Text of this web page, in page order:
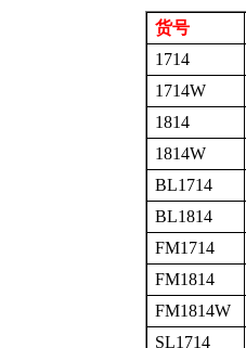
货号
1714
1714W
1814
1814W
BL1714
BL1814
FM1714
FM1814
FM1814W
SL1714